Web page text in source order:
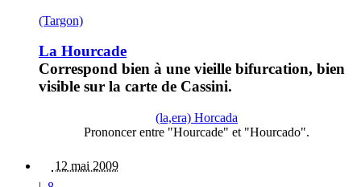
(Targon)
La Hourcade
Correspond bien à une vieille bifurcation, bien
visible sur la carte de Cassini.
(la,era) Horcada
Prononcer entre "Hourcade" et "Hourcado".
12 mai 2009